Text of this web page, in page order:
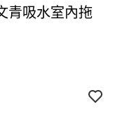
青吸水室內拖